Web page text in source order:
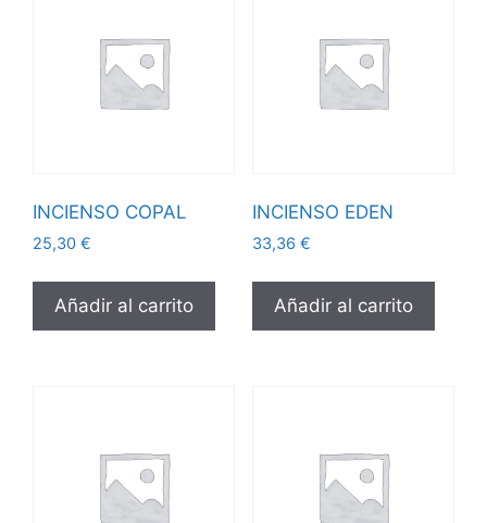
INCIENSO COPAL
25,30 €
Añadir al carrito
INCIENSO EDEN
33,36 €
Añadir al carrito